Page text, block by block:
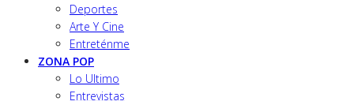
Deportes
Arte Y Cine
Entreténme
ZONA POP
Lo Ultimo
Entrevistas